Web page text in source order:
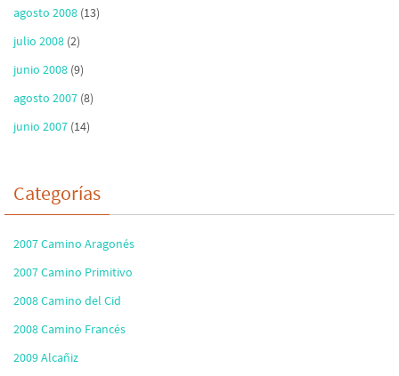
agosto 2008 (13)
julio 2008 (2)
junio 2008 (9)
agosto 2007 (8)
junio 2007 (14)
Categorías
2007 Camino Aragonés
2007 Camino Primitivo
2008 Camino del Cid
2008 Camino Francés
2009 Alcañiz